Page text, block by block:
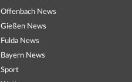
Offenbach News
Gießen News
Fulda News
Bayern News
Sport